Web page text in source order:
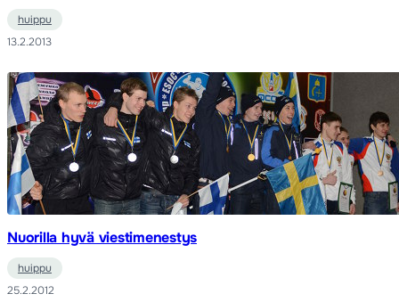
huippu
13.2.2013
Nuorilla hyvä viestimenestys
huippu
25.2.2012